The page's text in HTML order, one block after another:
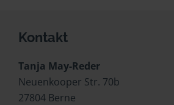
Kontakt
Tanja May-Reder
Neuenkooper Str. 70b
27804 Berne